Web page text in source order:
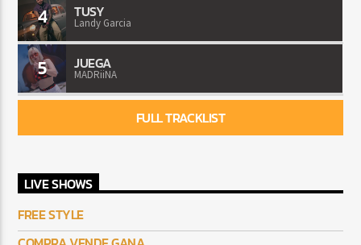
4 TUSY
Landy Garcia
5 JUEGA
MADRiiNA
FULL TRACKLIST
LIVE SHOWS
FREE STYLE